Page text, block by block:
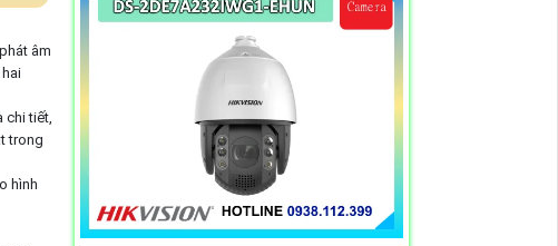
âm
chi tiết,
trong
hình